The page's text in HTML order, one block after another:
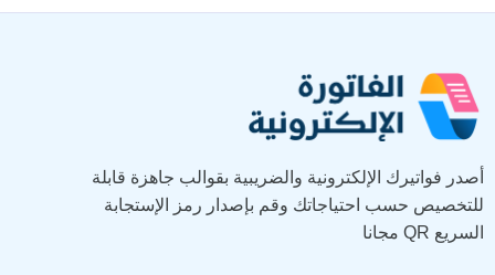
أصدر فواتيرك الإلكترونية والضريبية بقوالب جاهزة قابلة
للتخصيص حسب احتياجاتك وقم بإصدار رمز الإستجابة
السريع QR مجانا